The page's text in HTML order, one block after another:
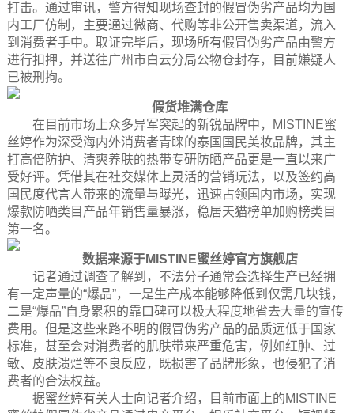
打击。通过审讯，警方得知现场查封的假冒伪劣产品均为国
内工厂仿制，主要通过微商、代购等非公开售卖渠道，流入
到消费者手中。取证完毕后，现场所有假冒伪劣产品由警方
进行扣押，并送往广州市白云分局公物仓封存，目前嫌疑人
已被刑拘。
假货堆满仓库
在目前市场上众多异军突起的新锐品牌中，MISTINE蜜
丝婷作为深受海内外消费者青睐的泰国国民美妆品牌，其主
打高倍防护、清爽养肤的热带专研防晒产品更是一直以来广
受好评。凭借其在社交媒体上灵活的营销玩法，以及签约高
国民度代言人带来的流量与曝光，迅速占领国内市场，实现
爆款防晒类目产品年销售量暴涨，稳居天猫榜单加购榜类目
第一名。
数据来源于MISTINE蜜丝婷官方旗舰店
记者通过调查了解到，不法分子通常会选择生产已经拥
有一定声量的“爆品”，一是生产成本能够降低到仅需几块钱，
二是“爆品”自身累积的靠口碑可以极大程度地省去大量的宣传
费用。但是这些来路不明的假冒伪劣产品的品质远低于国家
标准，甚至会对消费者的肌肤带来严重危害，例如红肿、过
敏、皮肤溃烂等不良反应，既损害了品牌形象，也侵犯了消
费者的合法权益。
据蜜丝婷有关人士向记者介绍，目前市面上的MISTINE